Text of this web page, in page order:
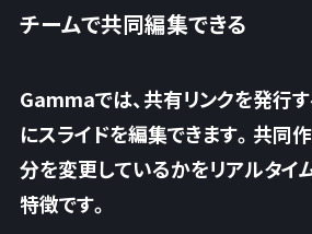
チームで共同編集できる
Gammaでは、共有リンクを発行
にスライドを編集できます。 共同
分を変更しているかをリアルタイ
特徴です。